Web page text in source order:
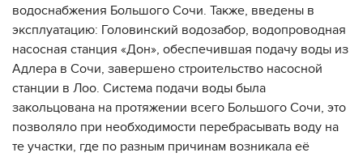
водоснабжения Большого Сочи. Также, введены в
эксплуатацию: Головинский водозабор, водопроводная
насосная станция «Дон», обеспечившая подачу воды из
Адлера в Сочи, завершено строительство насосной
станции в Лоо. Система подачи воды была
закольцована на протяжении всего Большого Сочи, это
позволяло при необходимости перебрасывать воду на
те участки, где по разным причинам возникала её